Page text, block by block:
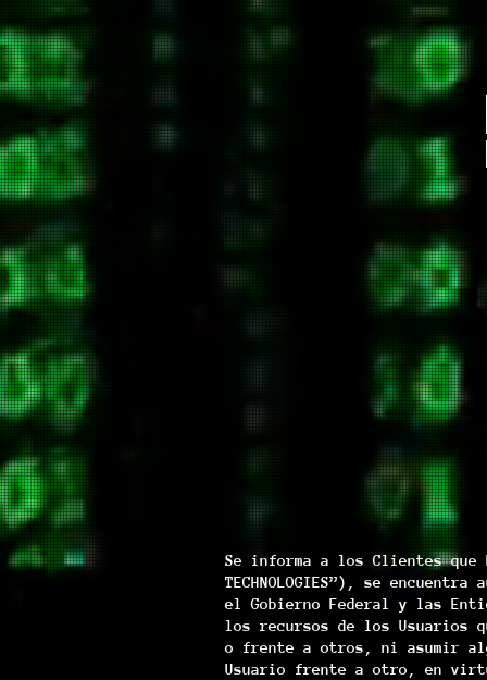
Se informa a los Clientes que
TECHNOLOGIES”), se
el Gobierno Federal y las
los recursos de los Usuarios
o frente a otros, ni asumir
Usuario frente a otro, en